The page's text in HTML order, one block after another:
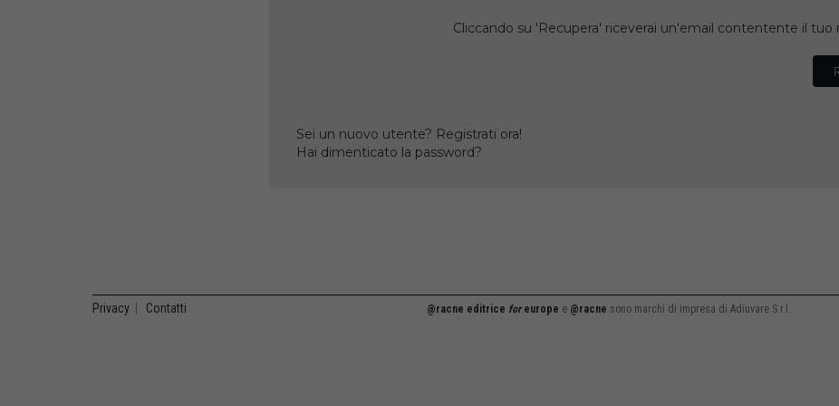
Cliccando su 'Recupera' riceverai un'email contentente il
Sei un nuovo utente? Registrati ora!
Hai dimenticato la password?
Privacy Contatti @racne editrice foreurope e @racne sono marchi di impresa di Adiuvare S.r.l.